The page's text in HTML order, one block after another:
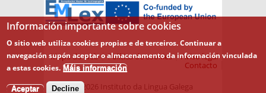
Aviso legal
Política de cookies
Mapa do web
Contacto
© 2026 Instituto da Lingua Galega
Información importante sobre cookies
O sitio web utiliza cookies propias e de terceiros. Continuar a
navegación supón aceptar o almacenamento da información vinculada
a estas cookies. Máis información
Aceptar Decline